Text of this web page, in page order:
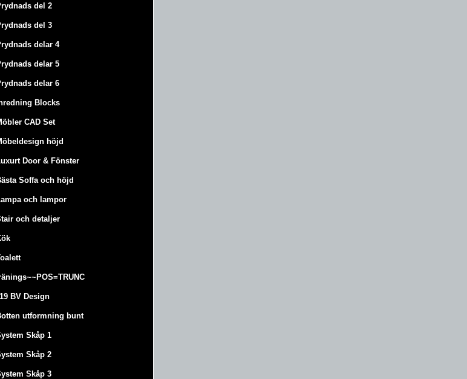
del 2
del 3
delar 4
delar 5
delar 6
Blocks
CAD Set
höjd
Door & Fönster
Soffa och höjd
och lampor
och detaljer
BV Design
utformning bunt
Skåp 1
Skåp 2
Skåp 3